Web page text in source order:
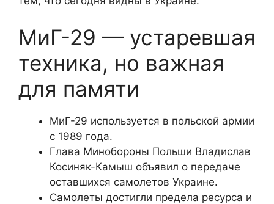
МиГ-29 — устаревшая
техника, но важная
для памяти
МиГ-29 используется в польской армии
с 1989 года.
Глава Минобороны Польши Владислав
Косиняк-Камыш объявил о передаче
оставшихся самолетов Украине.
Самолеты достигли предела ресурса и